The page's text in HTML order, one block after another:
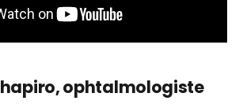
ophtalmologiste